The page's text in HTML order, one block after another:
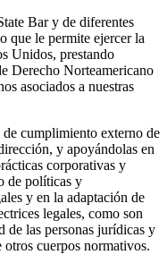
Bar y de diferentes
que le permite ejercer la
Unidos, prestando
Derecho Norteamericano
asociados a nuestras
cumplimiento externo de
y apoyándolas en
corporativas y
de políticas y
y en la adaptación de
legales, como son
de las personas jurídicas y
cuerpos normativos.